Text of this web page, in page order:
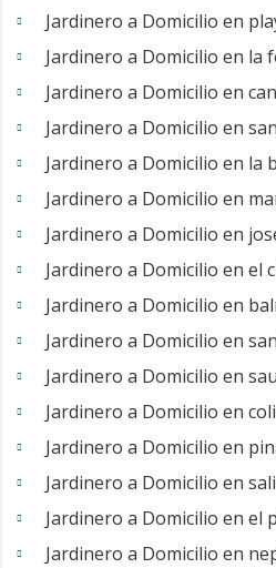
Jardinero a Domicilio en
Jardinero a Domicilio en la
Jardinero a Domicilio en
Jardinero a Domicilio en
Jardinero a Domicilio en la
Jardinero a Domicilio en
Jardinero a Domicilio en
Jardinero a Domicilio en el
Jardinero a Domicilio en
Jardinero a Domicilio en
Jardinero a Domicilio en
Jardinero a Domicilio en
Jardinero a Domicilio en
Jardinero a Domicilio en
Jardinero a Domicilio en el
Jardinero a Domicilio en